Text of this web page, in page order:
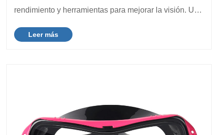
rendimiento y herramientas para mejorar la visión. Un
impacto de los residuos de la carretera, bloquear el
Leer más